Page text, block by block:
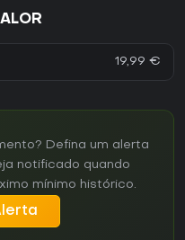
19,99 €
Defina um alerta
notificado quando
mínimo histórico.